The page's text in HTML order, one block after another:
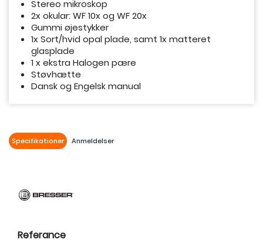
Stereo mikroskop
2x okular: WF 10x og WF 20x
Gummi øjestykker
1x Sort/hvid opal plade, samt 1x matteret
glasplade
1 x ekstra Halogen pære
Støvhætte
Dansk og Engelsk manual
Specifikationer Anmeldelser
Referance